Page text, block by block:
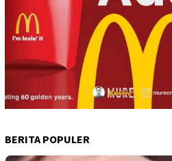
BERITA POPULER